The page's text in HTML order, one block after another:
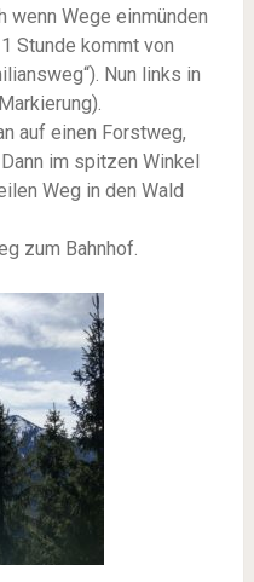
wenn Wege einmünden
Stunde kommt von
Nun links in
auf einen Forstweg,
im spitzen Winkel
Weg in den Wald
zum Bahnhof.